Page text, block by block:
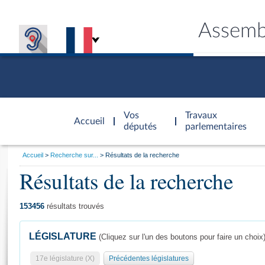
Accueil
d'accueil
Vos
députés
Travaux
parlementaires
Général
Vous
Accueil Recherche sur... Résultats de la recherche
Résultats de la recherche
153456 résultats trouvés
LÉGISLATURE (Cliquez sur l'un des boutons pour faire un choix)
17e législature (X) Précédentes législatures